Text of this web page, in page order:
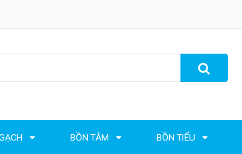
BỒN TẮM BỒN TIỂU